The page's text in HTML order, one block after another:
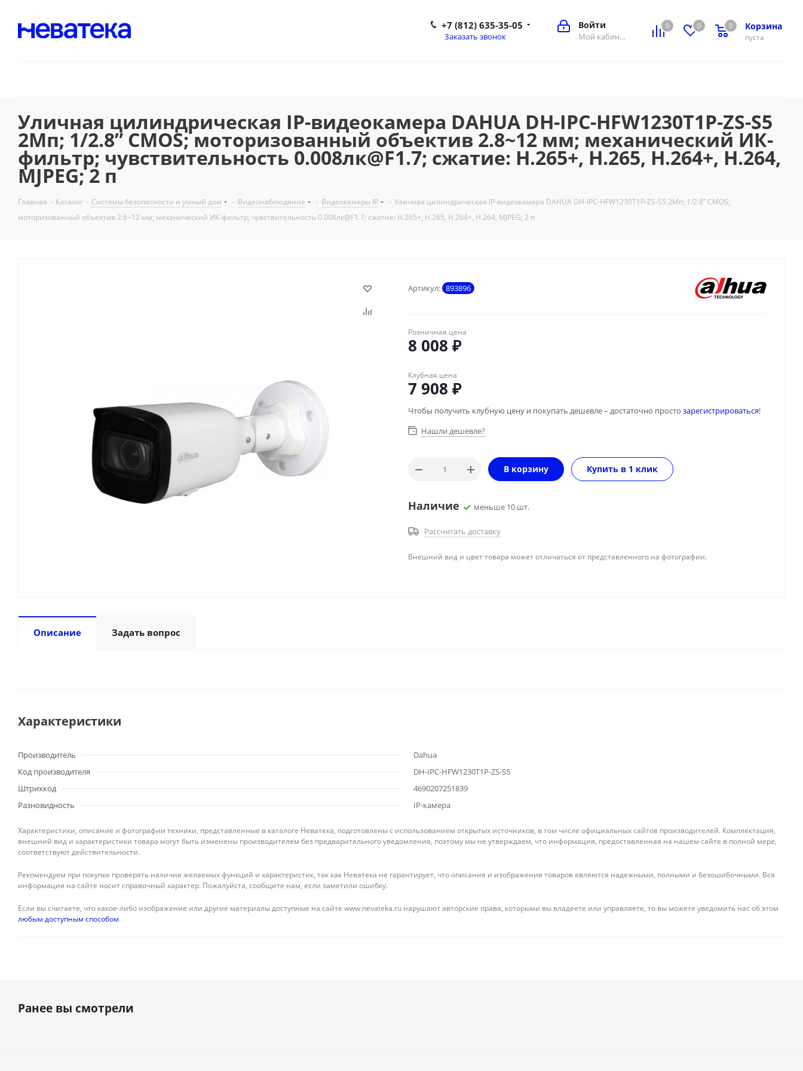
0 0 Корзина
0
пуста
0
Войти
Мой кабинет
+7 (812) 635-35-05
Заказать звонок
Уличная цилиндрическая IP-видеокамера DAHUA DH-IPC-HFW1230T1P-ZS-S5
2Мп; 1/2.8” CMOS; моторизованный объектив 2.8~12 мм; механический ИК-
фильтр; чувствительность 0.008лк@F1.7; сжатие: H.265+, H.265, H.264+, H.264,
MJPEG; 2 п
Главная - Каталог - Системы безопасности и умный дом - Видеонаблюдение - Видеокамеры IP - Уличная цилиндрическая IP-видеокамера DAHUA DH-IPC-HFW1230T1P-ZS-S5 2Мп; 1/2.8” CMOS;
моторизованный объектив 2.8~12 мм; механический ИК-фильтр; чувствительность 0.008лк@F1.7; сжатие: H.265+, H.265, H.264+, H.264, MJPEG; 2 п
Артикул: 893896
Розничная цена
8 008 ₽
Клубная цена
7 908 ₽
Чтобы получить клубную цену и покупать дешевле – достаточно просто зарегистрироваться!
Нашли дешевле?
В корзину Купить в 1 клик
Наличие меньше 10 шт.
Рассчитать доставку
Внешний вид и цвет товара может отличаться от представленного на фотографии.
Описание Задать вопрос
Характеристики
Производитель
Dahua
Код производителя
DH-IPC-HFW1230T1P-ZS-S5
Штрихкод
4690207251839
Разновидность
IP-камера
Характеристики, описание и фотографии техники, представленные в каталоге Неватека, подготовлены с использованием открытых источников, в том числе официальных сайтов производителей. Комплектация,
внешний вид и характеристики товара могут быть изменены производителем без предварительного уведомления, поэтому мы не утверждаем, что информация, предоставленная на нашем сайте в полной мере,
соответствуют действительности.
Рекомендуем при покупке проверять наличие желаемых функций и характеристик, так как Неватека не гарантирует, что описания и изображения товаров являются надежными, полными и безошибочными. Вся
информация на сайте носит справочный характер. Пожалуйста, сообщите нам, если заметили ошибку.
Если вы считаете, что какое-либо изображение или другие материалы доступные на сайте www.nevateka.ru нарушают авторские права, которыми вы владеете или управляете, то вы можете уведомить нас об этом
любым доступным способом.
Ранее вы смотрели